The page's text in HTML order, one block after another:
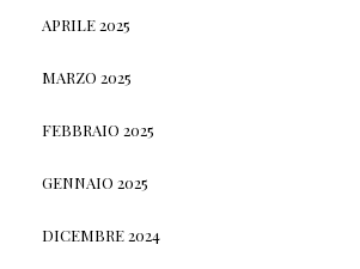
APRILE 2025
MARZO 2025
FEBBRAIO 2025
GENNAIO 2025
DICEMBRE 2024